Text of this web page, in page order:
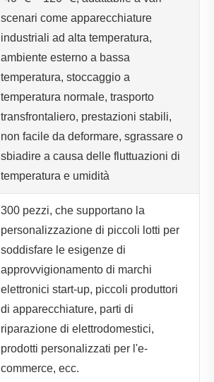
scenari come apparecchiature
industriali ad alta temperatura,
ambiente esterno a bassa
temperatura, stoccaggio a
temperatura normale, trasporto
transfrontaliero, prestazioni stabili,
non facile da deformare, sgrassare o
sbiadire a causa delle fluttuazioni di
temperatura e umidità
300 pezzi, che supportano la
personalizzazione di piccoli lotti per
soddisfare le esigenze di
approvvigionamento di marchi
elettronici start-up, piccoli produttori
di apparecchiature, parti di
riparazione di elettrodomestici,
prodotti personalizzati per l'e-
commerce, ecc.